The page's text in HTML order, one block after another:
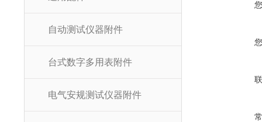
自动测试仪器附件
台式数字多用表附件
电气安规测试仪器附件